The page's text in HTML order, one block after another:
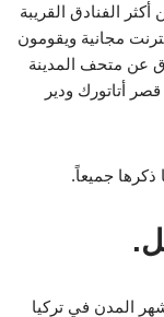
الفنادق القريبة
مجانية ويقومون
عن متحف المدينة
آيا صوفيا ٣،٥كم عن قصر أتاتورك ودير
ذكرها جميعاً.
المدن في تركيا